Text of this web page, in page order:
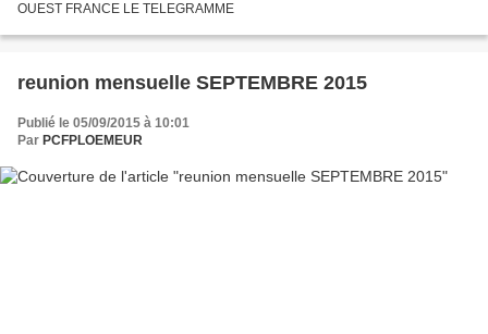
OUEST FRANCE LE TELEGRAMME
reunion mensuelle SEPTEMBRE 2015
Publié le 05/09/2015 à 10:01
Par PCFPLOEMEUR